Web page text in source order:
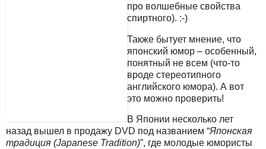
про волшебные свойства
спиртного). :-)
Также бытует мнение, что
японский юмор – особенный,
понятный не всем (что-то
вроде стереотипного
английского юмора). А вот
это можно проверить!
В Японии несколько лет
назад вышел в продажу DVD под названием “Японская
традиция (Japanese Tradition)”, где молодые юмористы